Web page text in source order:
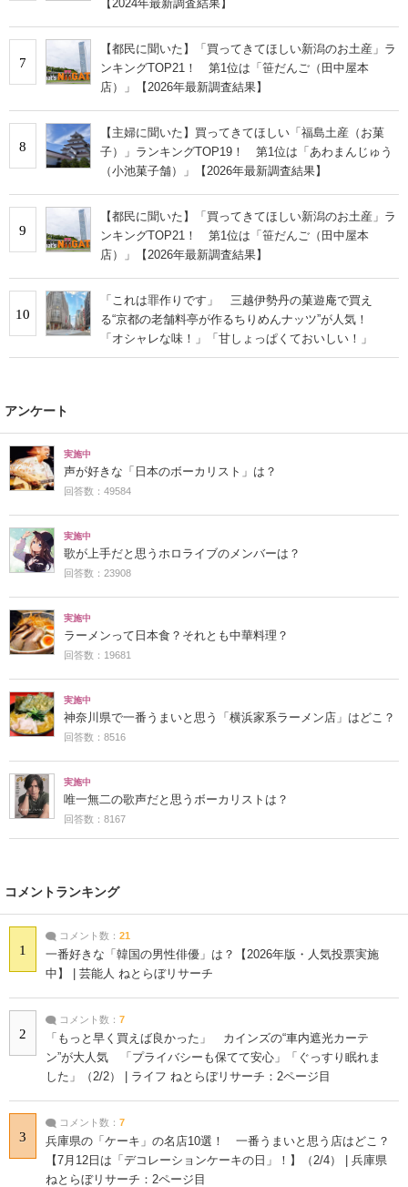
【2024年最新調査結果】
7
【都民に聞いた】「買ってきてほしい新潟のお土産」ラ
ンキングTOP21！ 第1位は「笹だんご（田中屋本
店）」【2026年最新調査結果】
8
【主婦に聞いた】買ってきてほしい「福島土産（お菓
子）」ランキングTOP19！ 第1位は「あわまんじゅう
（小池菓子舗）」【2026年最新調査結果】
9
【都民に聞いた】「買ってきてほしい新潟のお土産」ラ
ンキングTOP21！ 第1位は「笹だんご（田中屋本
店）」【2026年最新調査結果】
10
「これは罪作りです」 三越伊勢丹の菓遊庵で買え
る“京都の老舗料亭が作るちりめんナッツ”が人気！
「オシャレな味！」「甘しょっぱくておいしい！」
アンケート
実施中
声が好きな「日本のボーカリスト」は？
回答数：49584
実施中
歌が上手だと思うホロライブのメンバーは？
回答数：23908
実施中
ラーメンって日本食？それとも中華料理？
回答数：19681
実施中
神奈川県で一番うまいと思う「横浜家系ラーメン店」はどこ？
回答数：8516
実施中
唯一無二の歌声だと思うボーカリストは？
回答数：8167
コメントランキング
1
コメント数： 21
一番好きな「韓国の男性俳優」は？【2026年版・人気投票実施
中】 | 芸能人 ねとらぼリサーチ
2
コメント数： 7
「もっと早く買えば良かった」 カインズの“車内遮光カーテ
ン”が大人気 「プライバシーも保てて安心」「ぐっすり眠れま
した」（2/2） | ライフ ねとらぼリサーチ：2ページ目
3
コメント数： 7
兵庫県の「ケーキ」の名店10選！ 一番うまいと思う店はどこ？
【7月12日は「デコレーションケーキの日」！】（2/4） | 兵庫県
ねとらぼリサーチ：2ページ目